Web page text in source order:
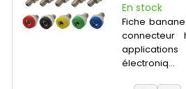
En stock
Fiche
connecteur
électroniq...